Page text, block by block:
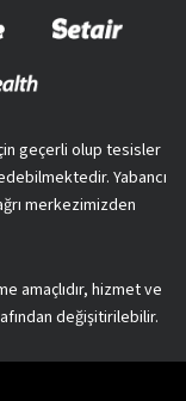
geçerli olup tesisler
Yabancı
merkezimizden
amaçlıdır, hizmet ve
değişitirilebilir.